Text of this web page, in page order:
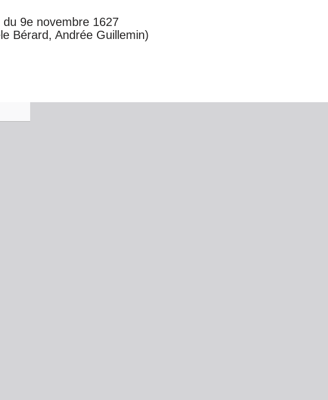
9e novembre 1627
Bérard, Andrée Guillemin)